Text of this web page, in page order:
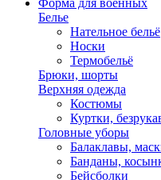
Форма для военных
Белье
Нательное бельё
Носки
Термобельё
Брюки, шорты
Верхняя одежда
Костюмы
Куртки,
Головные уборы
Балаклавы,
Банданы,
Бейсболки